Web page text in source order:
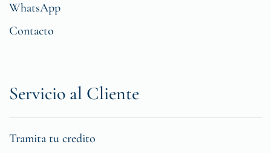
WhatsApp
Contacto
Servicio al Cliente
Tramita tu credito